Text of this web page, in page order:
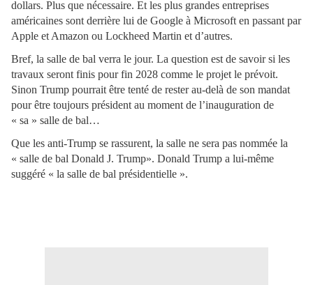
dollars. Plus que nécessaire. Et les plus grandes entreprises
américaines sont derrière lui de Google à Microsoft en passant par
Apple et Amazon ou Lockheed Martin et d’autres.
Bref, la salle de bal verra le jour. La question est de savoir si les
travaux seront finis pour fin 2028 comme le projet le prévoit.
Sinon Trump pourrait être tenté de rester au-delà de son mandat
pour être toujours président au moment de l’inauguration de
« sa » salle de bal…
Que les anti-Trump se rassurent, la salle ne sera pas nommée la
« salle de bal Donald J. Trump». Donald Trump a lui-même
suggéré « la salle de bal présidentielle ».